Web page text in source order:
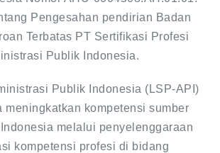
Pengesahan pendirian Badan
Terbatas PT Sertifikasi Profesi
Publik Indonesia.
Publik Indonesia (LSP-API)
meningkatkan kompetensi sumber
melalui penyelenggaraan
kompetensi profesi di bidang